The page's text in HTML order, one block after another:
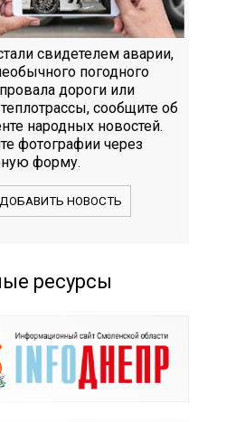
свидетелем аварии,
погодного
дороги или
сообщите об
народных новостей.
фотографии через
форму.
ДОБАВИТЬ НОВОСТЬ
ресурсы